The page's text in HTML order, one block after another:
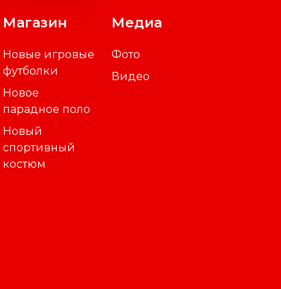
Магазин
Новые игровые
футболки
Новое
парадное поло
Новый
спортивный
костюм
Медиа
Фото
Видео